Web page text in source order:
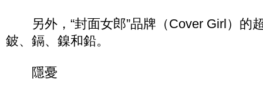
另外，“封面女郎”品牌（Cover Girl）的
鈹、鎘、鎳和鉛。
隱憂